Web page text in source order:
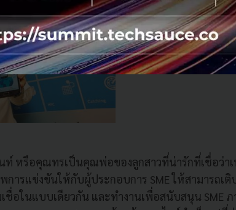
หรือคุณทรเป็นคุณพ่อของลูกสาวที่น่ารักที่เชื่อว่าเ
การแข่งขันให้กับผู้ประกอบการ SME ให้สามารถเติ
ชื่อในแบบเดียวกัน และทำงานเพื่อสนับสนุน SME